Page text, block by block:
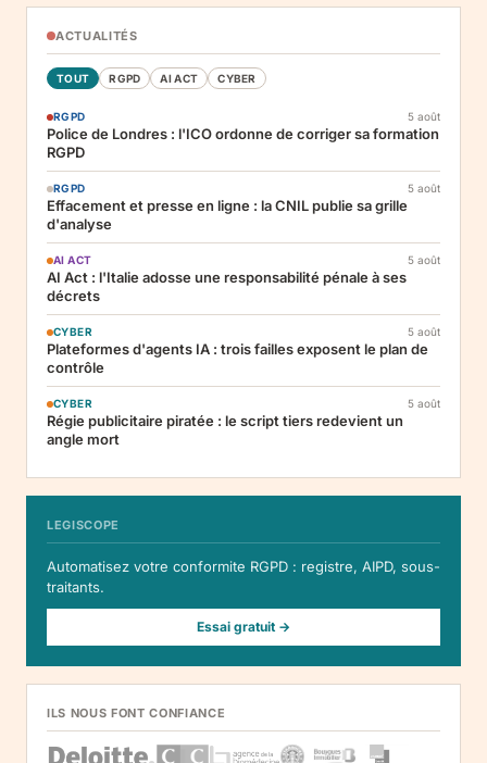
ACTUALITÉS
TOUT RGPD AI ACT CYBER
RGPD 5 août
Police de Londres : l'ICO ordonne de corriger sa formation
RGPD
RGPD 5 août
Effacement et presse en ligne : la CNIL publie sa grille
d'analyse
AI ACT 5 août
AI Act : l'Italie adosse une responsabilité pénale à ses
décrets
CYBER 5 août
Plateformes d'agents IA : trois failles exposent le plan de
contrôle
CYBER 5 août
Régie publicitaire piratée : le script tiers redevient un
angle mort
LEGISCOPE
Automatisez votre conformite RGPD : registre, AIPD, sous-
traitants.
Essai gratuit →
ILS NOUS FONT CONFIANCE